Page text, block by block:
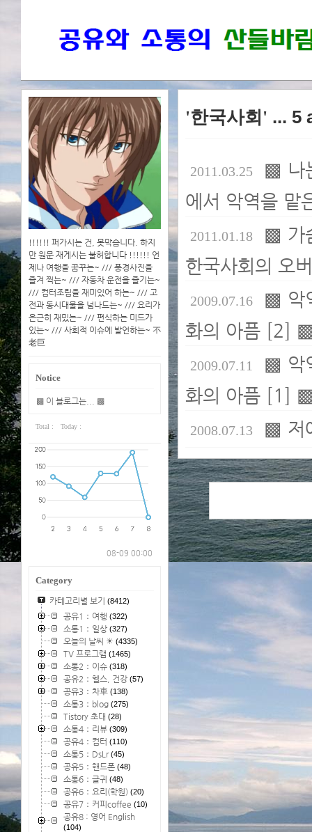
!!!!!! 퍼가시는 건, 못막습니다. 하지
만 원문 재게시는 불허합니다 !!!!!! 언
제나 여행을 꿈꾸는~ /// 풍경사진을
즐겨 찍는~ /// 자동차 운전을 즐기는~
/// 컴터조립을 재미있어 하는~ /// 고
전과 동시대물을 넘나드는~ /// 요리가
은근히 재밌는~ /// 편식하는 미드가
있는~ /// 사회적 이슈에 발언하는~ 不
老巨
Notice
▩ 이 블로그는... ▩
Total : Today :
08-09 00:00
Category
카테고리별 보기 (8412)
공유1：여행 (322)
소통1：일상 (327)
오늘의 날씨 ☀ (4335)
TV 프로그램 (1465)
소통2：이슈 (318)
공유2：헬스, 건강 (57)
공유3：차車 (138)
소통3：blog (275)
Tistory 초대 (28)
소통4：리뷰 (309)
공유4：컴터 (110)
소통5：DsLr(45)
공유5：핸드폰 (48)
소통6：글귀 (48)
공유6：요리(학원) (20)
공유7：커피coffee (10)
공유8 : 영어 English
(104)
'한국사회' ... 5
2011.03.25 ▩ 나
에서 악역을 맡
2011.01.18 ▩ 가
한국사회의 오
2009.07.16 ▩ 악
화의 아픔 [2]
2009.07.11 ▩ 악
화의 아픔 [1]
2008.07.13 ▩ 저